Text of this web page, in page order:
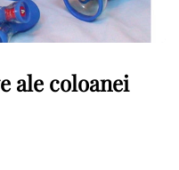
ale coloanei